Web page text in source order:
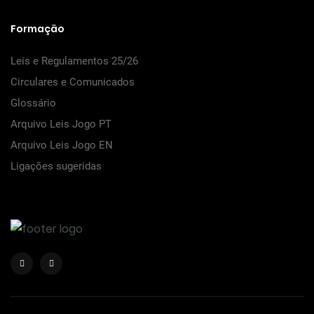
Formação
Leis e Regulamentos 25/26
Circulares e Comunicados
Glossário
Arquivo Leis Jogo PT
Arquivo Leis Jogo EN
Ligações sugeridas